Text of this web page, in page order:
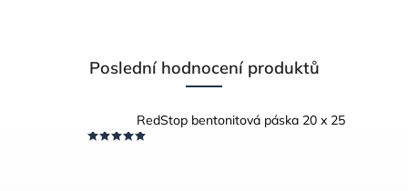
Poslední hodnocení produktů
RedStop bentonitová páska 20 x 25